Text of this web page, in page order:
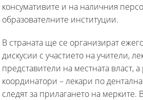
консумативите и на наличния
образователните институции.
В страната ще се организират
дискусии с участието на учители,
представители на местната власт,
координатори – лекари по
следят за прилагането на